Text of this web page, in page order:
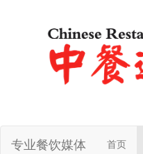
专业餐饮媒体 首页